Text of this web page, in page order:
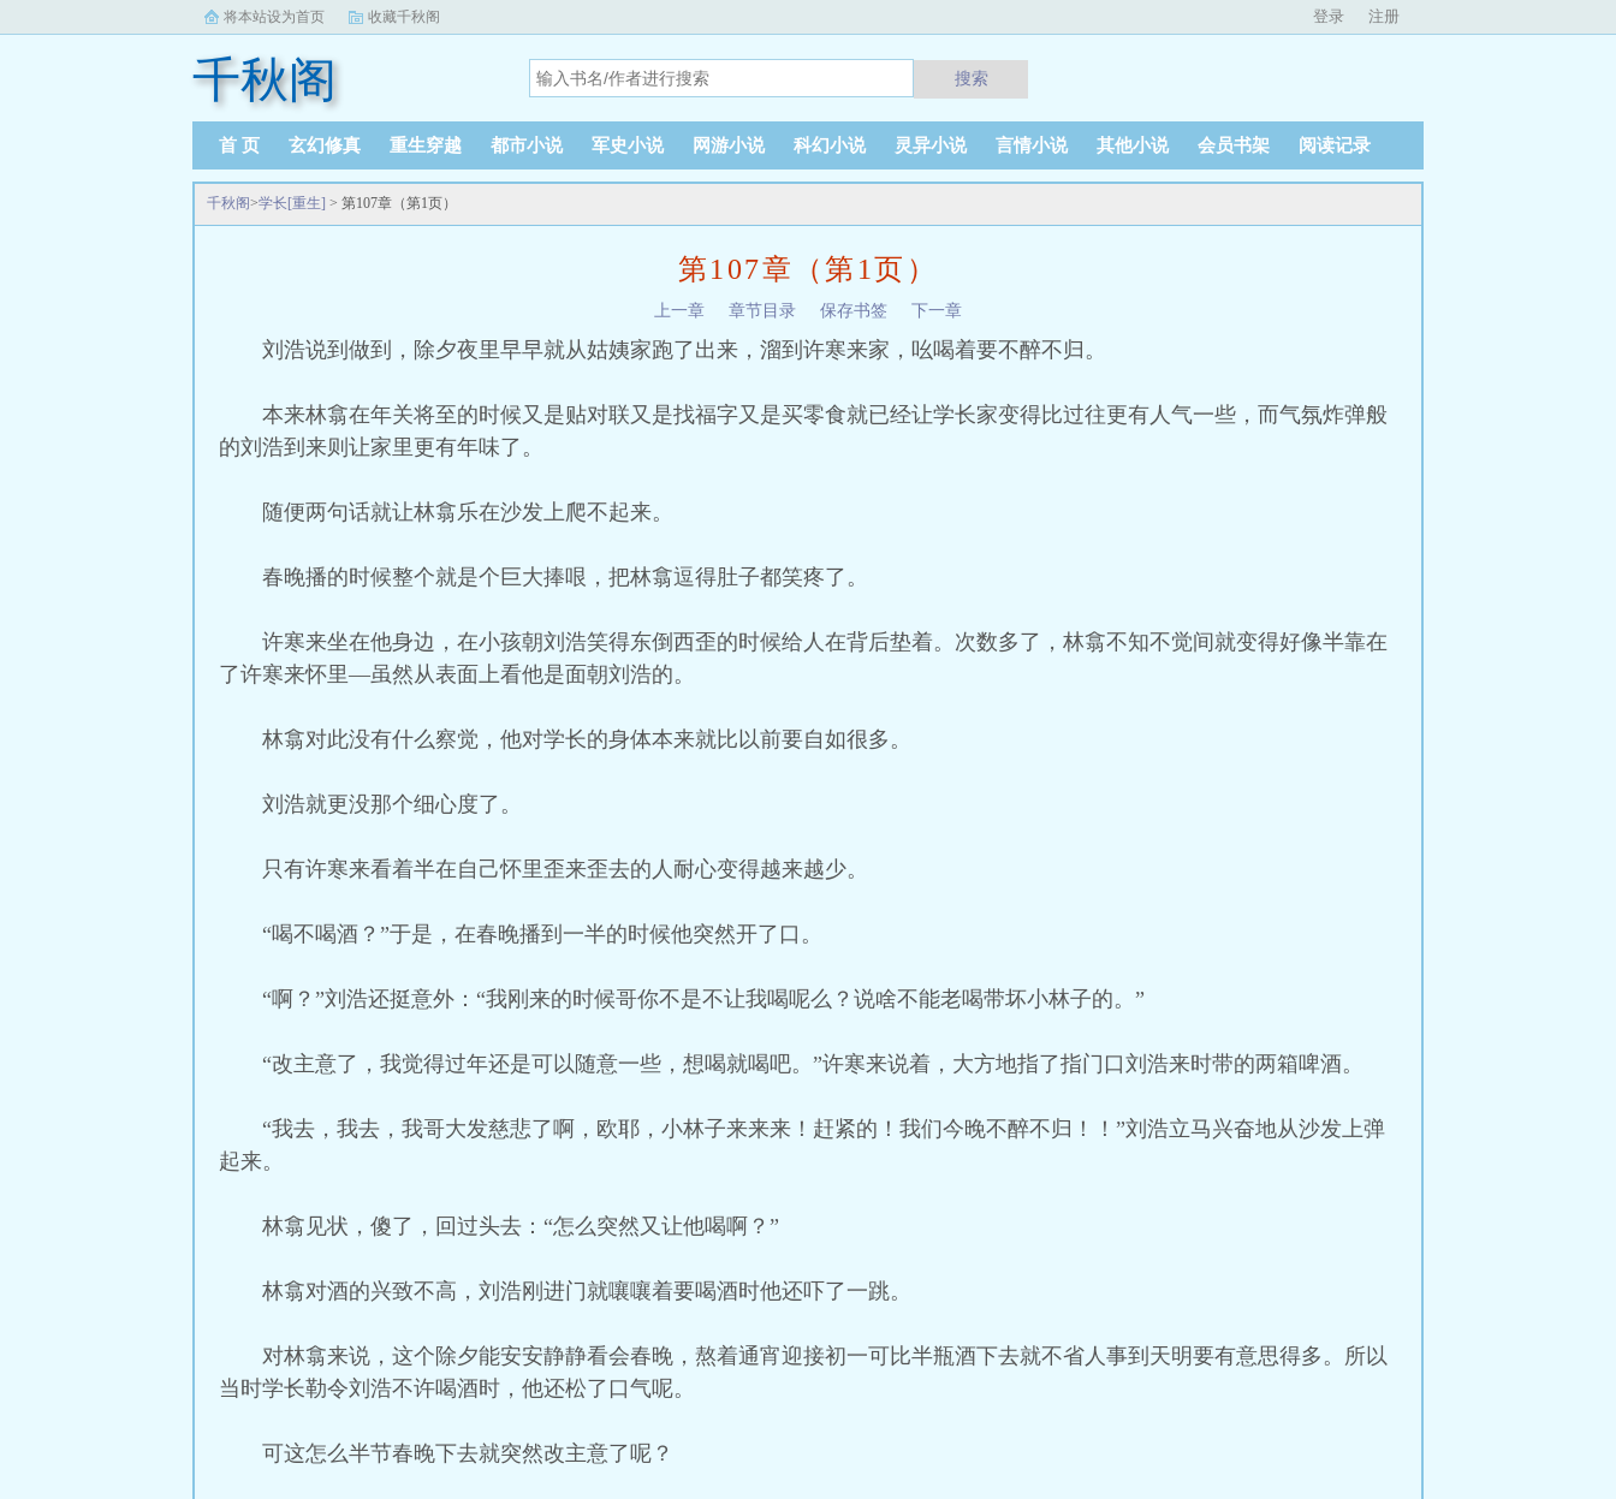
将本站设为首页 收藏千秋阁 登录 注册
千秋阁 搜索
首 页 玄幻修真 重生穿越 都市小说 军史小说 网游小说 科幻小说 灵异小说 言情小说 其他小说 会员书架 阅读记录
千秋阁>学长[重生] > 第107章（第1页）
第107章（第1页）
上一章 章节目录 保存书签 下一章
刘浩说到做到，除夕夜里早早就从姑姨家跑了出来，溜到许寒来家，吆喝着要不醉不归。
本来林翕在年关将至的时候又是贴对联又是找福字又是买零食就已经让学长家变得比过往更有人气一些，而气氛炸弹般
的刘浩到来则让家里更有年味了。
随便两句话就让林翕乐在沙发上爬不起来。
春晚播的时候整个就是个巨大捧哏，把林翕逗得肚子都笑疼了。
许寒来坐在他身边，在小孩朝刘浩笑得东倒西歪的时候给人在背后垫着。次数多了，林翕不知不觉间就变得好像半靠在
了许寒来怀里––虽然从表面上看他是面朝刘浩的。
林翕对此没有什么察觉，他对学长的身体本来就比以前要自如很多。
刘浩就更没那个细心度了。
只有许寒来看着半在自己怀里歪来歪去的人耐心变得越来越少。
“喝不喝酒？”于是，在春晚播到一半的时候他突然开了口。
“啊？”刘浩还挺意外：“我刚来的时候哥你不是不让我喝呢么？说啥不能老喝带坏小林子的。”
“改主意了，我觉得过年还是可以随意一些，想喝就喝吧。”许寒来说着，大方地指了指门口刘浩来时带的两箱啤酒。
“我去，我去，我哥大发慈悲了啊，欧耶，小林子来来来！赶紧的！我们今晚不醉不归！！”刘浩立马兴奋地从沙发上弹
起来。
林翕见状，傻了，回过头去：“怎么突然又让他喝啊？”
林翕对酒的兴致不高，刘浩刚进门就嚷嚷着要喝酒时他还吓了一跳。
对林翕来说，这个除夕能安安静静看会春晚，熬着通宵迎接初一可比半瓶酒下去就不省人事到天明要有意思得多。所以
当时学长勒令刘浩不许喝酒时，他还松了口气呢。
可这怎么半节春晚下去就突然改主意了呢？